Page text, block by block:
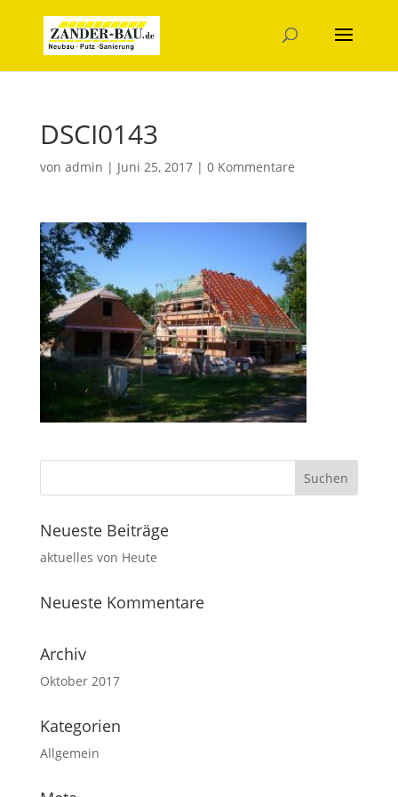
DSCI0143
von admin | Juni 25, 2017| 0 Kommentare
Neueste Beiträge
aktuelles von Heute
Neueste Kommentare
Archiv
Oktober 2017
Kategorien
Allgemein